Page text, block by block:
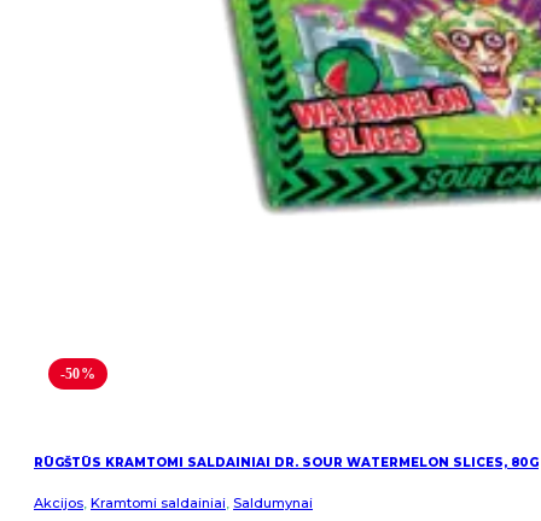
-50%
RŪGŠTŪS KRAMTOMI SALDAINIAI DR. SOUR WATERMELON SLICES, 80G
Akcijos, Kramtomi saldainiai, Saldumynai